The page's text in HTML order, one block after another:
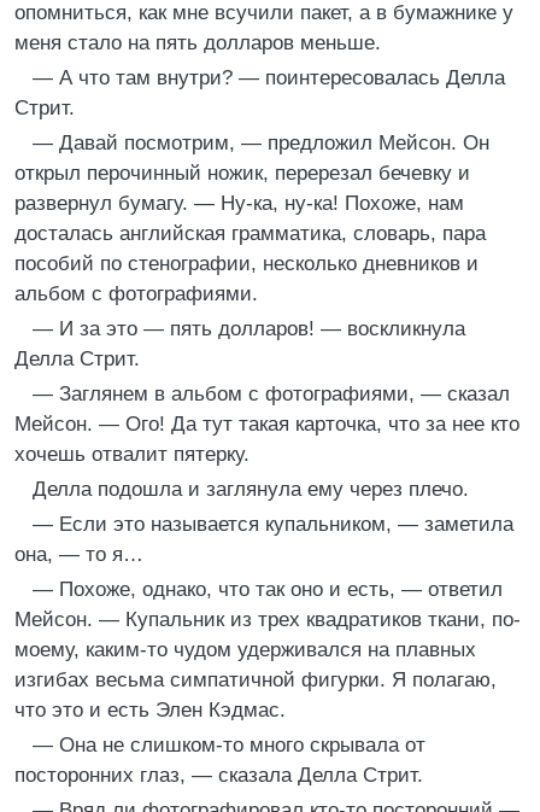
опомниться, как мне всучили пакет, а в бумажнике у
меня стало на пять долларов меньше.
— А что там внутри? — поинтересовалась Делла
Стрит.
— Давай посмотрим, — предложил Мейсон. Он
открыл перочинный ножик, перерезал бечевку и
развернул бумагу. — Ну-ка, ну-ка! Похоже, нам
досталась английская грамматика, словарь, пара
пособий по стенографии, несколько дневников и
альбом с фотографиями.
— И за это — пять долларов! — воскликнула
Делла Стрит.
— Заглянем в альбом с фотографиями, — сказал
Мейсон. — Ого! Да тут такая карточка, что за нее кто
хочешь отвалит пятерку.
Делла подошла и заглянула ему через плечо.
— Если это называется купальником, — заметила
она, — то я…
— Похоже, однако, что так оно и есть, — ответил
Мейсон. — Купальник из трех квадратиков ткани, по-
моему, каким-то чудом удерживался на плавных
изгибах весьма симпатичной фигурки. Я полагаю,
что это и есть Элен Кэдмас.
— Она не слишком-то много скрывала от
посторонних глаз, — сказала Делла Стрит.